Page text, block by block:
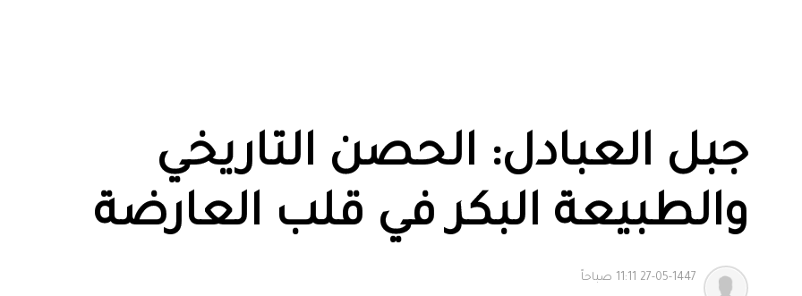
جبل العبادل: الحصن التاريخي
والطبيعة البكر في قلب العارضة